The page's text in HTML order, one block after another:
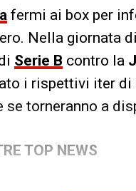
fermi ai box per
Nella giornata
Serie B contro la
i rispettivi iter
torneranno a
TOP NEWS